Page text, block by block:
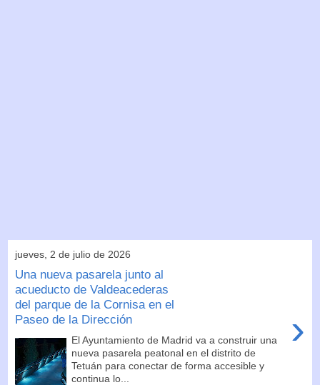
jueves, 2 de julio de 2026
Una nueva pasarela junto al
acueducto de Valdeacederas
del parque de la Cornisa en el
Paseo de la Dirección
›
El Ayuntamiento de Madrid va a construir una
nueva pasarela peatonal en el distrito de
Tetuán para conectar de forma accesible y
continua lo...